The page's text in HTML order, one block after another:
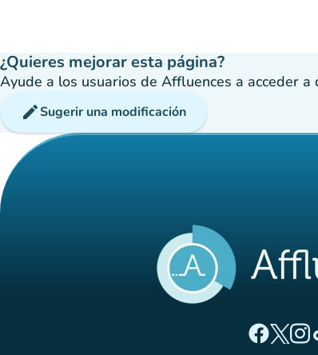
¿Quieres mejorar esta página?
Ayude a los usuarios de Affluences a acceder
editSugerir una modificación
(nueva